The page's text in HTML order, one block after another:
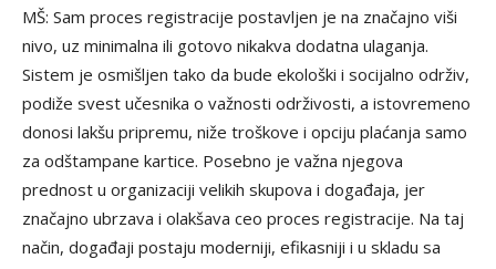
MŠ: Sam proces registracije postavljen je na značajno viši
nivo, uz minimalna ili gotovo nikakva dodatna ulaganja.
Sistem je osmišljen tako da bude ekološki i socijalno održiv,
podiže svest učesnika o važnosti održivosti, a istovremeno
donosi lakšu pripremu, niže troškove i opciju plaćanja samo
za odštampane kartice. Posebno je važna njegova
prednost u organizaciji velikih skupova i događaja, jer
značajno ubrzava i olakšava ceo proces registracije. Na taj
način, događaji postaju moderniji, efikasniji i u skladu sa